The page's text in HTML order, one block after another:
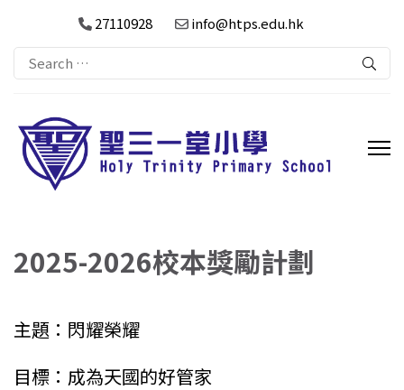
27110928 info@htps.edu.hk
Search
for:
2025-2026校本獎勵計劃
主題：閃耀榮耀
目標：成為天國的好管家